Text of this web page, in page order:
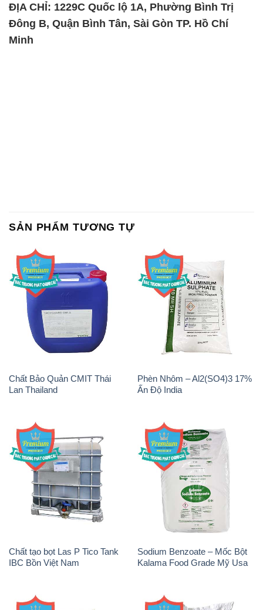
ĐỊA CHỈ: 1229C Quốc lộ 1A, Phường Bình Trị
Đông B, Quận Bình Tân, Sài Gòn TP. Hồ Chí
Minh
SẢN PHẨM TƯƠNG TỰ
Chất Bảo Quản CMIT Thái
Lan Thailand
Phèn Nhôm – Al2(SO4)3 17%
Ấn Độ India
Chất tạo bọt Las P Tico Tank
IBC Bồn Việt Nam
Sodium Benzoate – Mốc Bột
Kalama Food Grade Mỹ Usa